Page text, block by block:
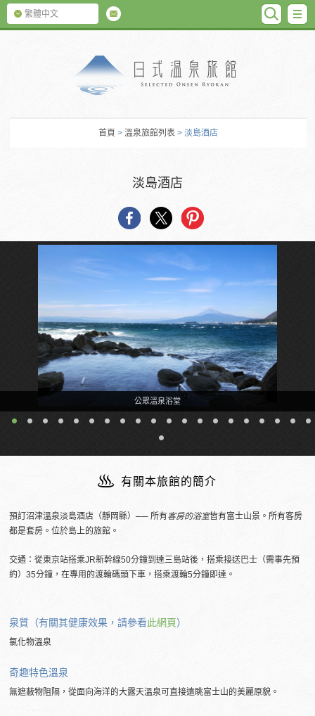
繁體中文
首頁 > 溫泉旅館列表 > 淡島酒店
淡島酒店
有關本旅館的簡介
預訂沼津溫泉淡島酒店（靜岡縣）── 所有客房的浴室皆有富士山景。所有客房
都是套房。位於島上的旅館。
交通：從東京站搭乘JR新幹線50分鐘到達三島站後，搭乘接送巴士（需事先預
約）35分鐘，在專用的渡輪碼頭下車，搭乘渡輪5分鐘即達。
泉質（有關其健康效果，請參看此網頁）
氯化物溫泉
奇趣特色溫泉
無遮蔽物阻隔，從面向海洋的大露天溫泉可直接遠眺富士山的美麗原貌。